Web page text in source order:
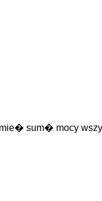
sum� mocy